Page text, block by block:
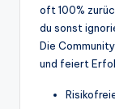
oft 100%
du sonst
Die
und feiert